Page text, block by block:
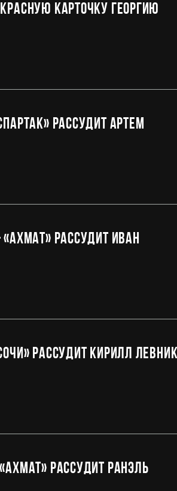
карточку Георгию
рассудит Артем
рассудит Иван
рассудит Кирилл
рассудит Ранэль